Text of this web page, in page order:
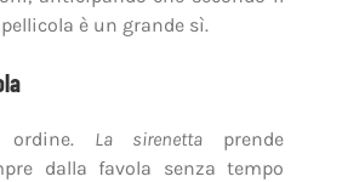
è un grande sì.
ordine. La sirenetta prende
dalla favola senza tempo